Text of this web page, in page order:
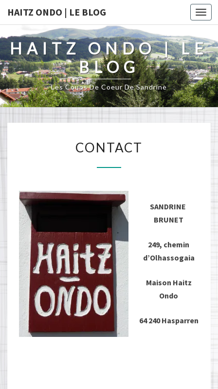
HAITZ ONDO | LE BLOG
HAITZ ONDO | LE
BLOG
Les Coups De Coeur De Sandrine
CONTACT
SANDRINE
BRUNET
249, chemin
d’Olhassogaia
Maison Haitz
Ondo
64 240 Hasparren